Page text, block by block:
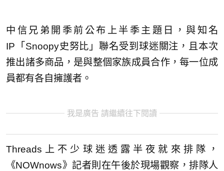
中信兄弟開季前公布上半季主題日，與知名
IP「Snoopy史努比」聯名受到球迷關注，且本次
推出諸多商品，是與整個家族成員合作，每一位成
員都有各自擁護者。
我是廣告 請繼續往下閱讀
Threads上不少球迷透露半夜就來排隊，
《NOWnows》記者則在午後於現場觀察，排隊人